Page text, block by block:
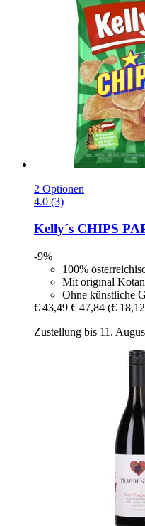
2 Optionen
4.0 (3)
Kelly´s CHIPS
-9%
100%
Mit original
Ohne künstliche
€ 43,49 € 47,84 (€
Zustellung bis 11.